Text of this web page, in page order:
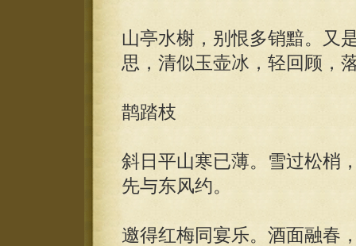
山亭水榭，别恨多销黯。又
思，清似玉壶冰，轻回顾，
鹊踏枝
斜日平山寒已薄。雪过松梢
先与东风约。
邀得红梅同宴乐。酒面融春